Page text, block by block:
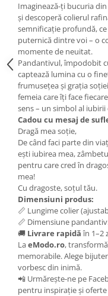
Imaginează-ți bucuria
și descoperă colierul
semnificație profundă,
puternică dintre voi – o
momente de neuitat.
Pandantivul, împodobit
captează lumina cu o
frumusețea și grația
femeia care îți face
sens – un simbol al
Cadou cu mesaj de
Dragă mea soție,
De când faci parte din
ești iubirea mea,
pentru care cred în
mea!
Cu dragoste, soțul tău.
Dimensiuni produs:
📏 Lungime colier
📏 Dimensiune
🚚 Livrare rapidăîn 1–2
LaeModo.ro,
memorabile. Alege
vorbesc din inimă.
📲 Urmărește-ne pe
pentru inspirație și oferte